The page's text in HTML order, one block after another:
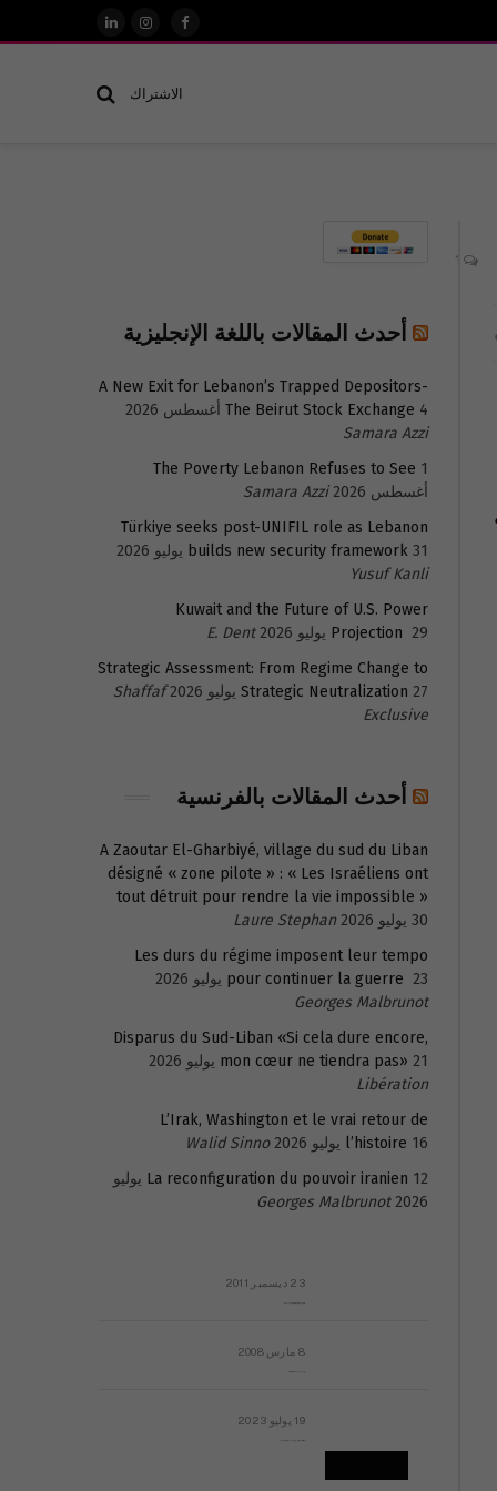
فيسبوكالانستغرام
لينكدإن
الاشتراك
أحدث المقالات باللغة الإنجليزية
A New Exit for Lebanon’s Trapped Depositors-
The Beirut Stock Exchange 4 أغسطس 2026
Samara Azzi
The Poverty Lebanon Refuses to See 1
أغسطس 2026
Samara Azzi
Türkiye seeks post-UNIFIL role as Lebanon
builds new security framework 31 يوليو 2026
Yusuf Kanli
Kuwait and the Future of U.S. Power
Projection 29 يوليو 2026
E. Dent
Strategic Assessment: From Regime Change to
Strategic Neutralization 27 يوليو 2026
Shaffaf
Exclusive
أحدث المقالات بالفرنسية
A Zaoutar El-Gharbiyé, village du sud du Liban
désigné « zone pilote » : « Les Israéliens ont
tout détruit pour rendre la vie impossible »
30 يوليو 2026
Laure Stephan
Les durs du régime imposent leur tempo
pour continuer la guerre 23 يوليو 2026
Georges Malbrunot
Disparus du Sud-Liban «Si cela dure encore,
mon cœur ne tiendra pas» 21 يوليو 2026
Libération
L’Irak, Washington et le vrai retour de
l’histoire 16 يوليو 2026
Walid Sinno
La reconfiguration du pouvoir iranien 12 يوليو
2026
Georges Malbrunot
23 ديسمبر 2011
8 مارس 2008
19 يوليو 2023